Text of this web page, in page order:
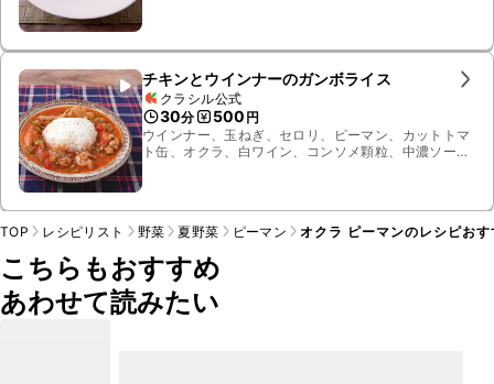
チキンとウインナーのガンボライス
クラシル公式
30分 500 円
ウインナー、玉ねぎ、セロリ、ピーマン、カットトマ
ト缶、オクラ、白ワイン、コンソメ顆粒、中濃ソー
TOP レシピリスト 野菜 夏野菜 ピーマン オクラ ピーマンのレシピお
こちらもおすすめ
あわせて読みたい